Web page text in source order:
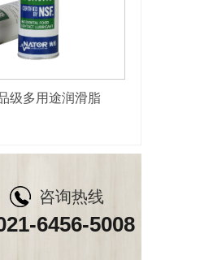
级多用途润滑脂
咨询热线
6456-5008